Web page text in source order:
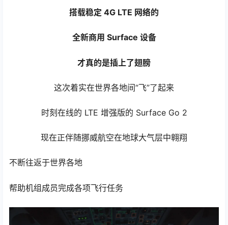
搭载稳定 4G LTE 网络的
全新商用 Surface 设备
才真的是插上了翅膀
这次着实在世界各地间“飞”了起来
时刻在线的 LTE 增强版的 Surface Go 2
现在正伴随挪威航空在地球大气层中翱翔
不断往返于世界各地
帮助机组成员完成各项飞行任务